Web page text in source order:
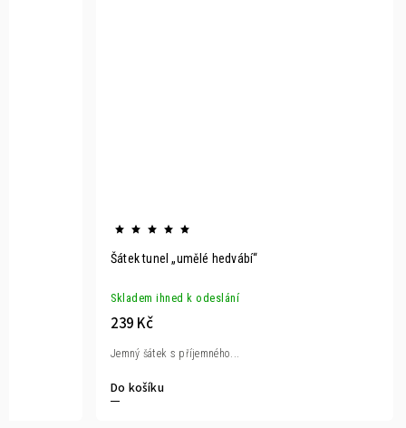
Šátek tunel „umělé hedvábí“
Skladem ihned k odeslání
239 Kč
Do košíku
Jemný šátek s příjemného...